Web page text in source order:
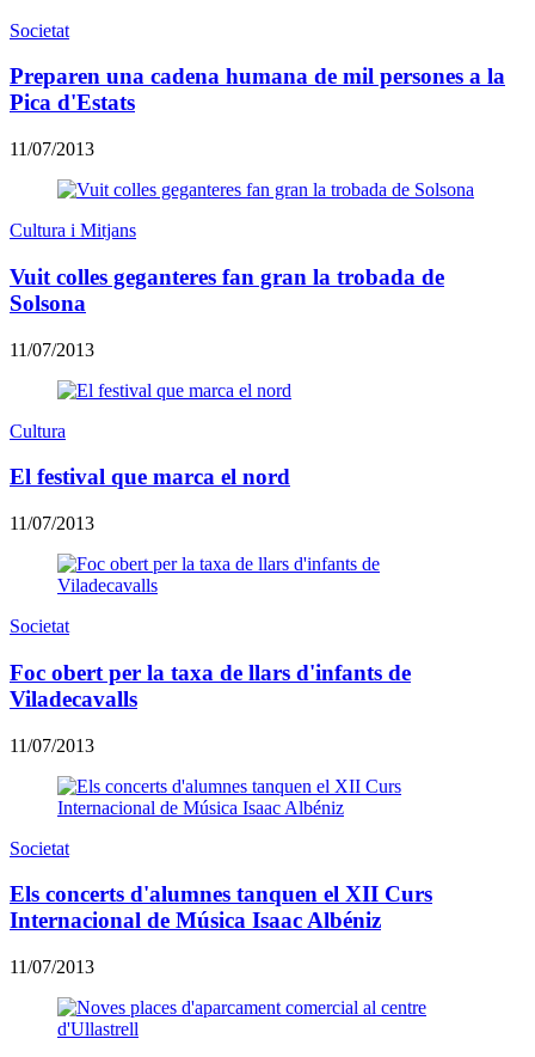
Societat
Preparen una cadena humana de mil persones a la
Pica d'Estats
11/07/2013
Cultura i Mitjans
Vuit colles geganteres fan gran la trobada de
Solsona
11/07/2013
Cultura
El festival que marca el nord
11/07/2013
Societat
Foc obert per la taxa de llars d'infants de
Viladecavalls
11/07/2013
Societat
Els concerts d'alumnes tanquen el XII Curs
Internacional de Música Isaac Albéniz
11/07/2013